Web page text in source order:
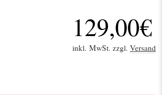
129,00€
inkl. MwSt. zzgl. Versand